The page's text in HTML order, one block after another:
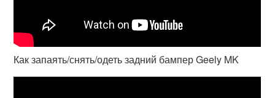
Как запаять/снять/одеть задний бампер Geely MK